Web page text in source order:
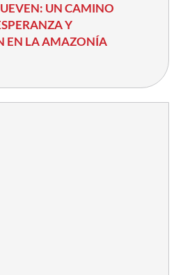
UN CAMINO
Y
EN LA AMAZONÍA